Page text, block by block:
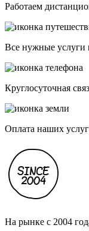
Работаем
Все нужные услуги
Круглосуточная
Оплата наших
На рынке с 2004